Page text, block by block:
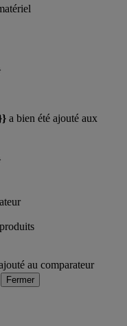
a bien été ajouté aux
au comparateur
Fermer